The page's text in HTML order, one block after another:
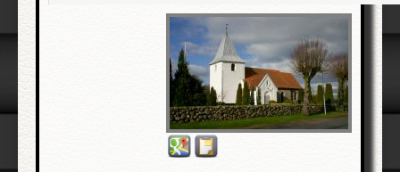
Albæk | Støvring | Randers
Albøge | Djurs Sønder | Randers
Alderslyst | Gjern | Skanderborg
Aldersro | Sokkelund | København
Allehelgen | Sokkelund | København
Aller | Sønder Tyrstrup | Haderslev